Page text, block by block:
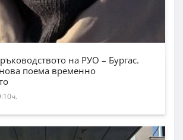
на РУО – Бургас.
поема временно